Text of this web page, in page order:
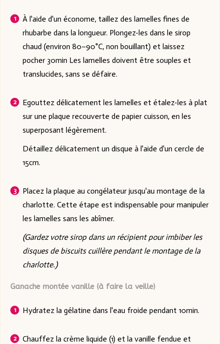
À l'aide d'un économe, taillez des lamelles fines de
rhubarbe dans la longueur. Plongez-les dans le sirop
chaud (environ 80–90°C, non bouillant) et laissez
pocher 30min Les lamelles doivent être souples et
translucides, sans se défaire.
Egouttez délicatement les lamelles et étalez-les à plat
sur une plaque recouverte de papier cuisson, en les
superposant légèrement.
Détaillez délicatement un disque à l'aide d'un cercle de
15cm.
Placez la plaque au congélateur jusqu'au montage de la
charlotte. Cette étape est indispensable pour manipuler
les lamelles sans les abîmer.
(Gardez votre sirop dans un récipient pour imbiber les
disques de biscuits cuillère pendant le montage de la
charlotte.)
Ganache montée vanille (à faire la veille)
Hydratez la gélatine dans l'eau froide pendant 10min.
Chauffez la crème liquide (1) et la vanille fendue et